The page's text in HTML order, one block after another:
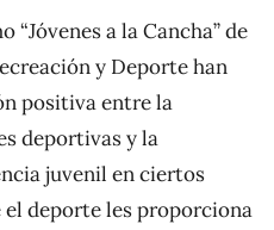
“Jóvenes a la Cancha” de
y Deporte han
positiva entre la
deportivas y la
juvenil en ciertos
el deporte les proporciona